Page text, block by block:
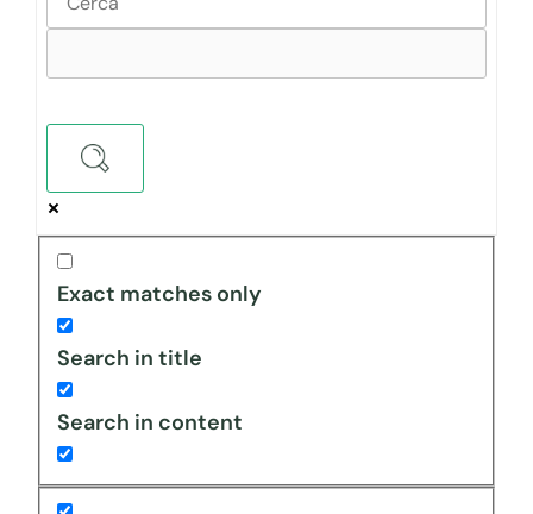
Exact matches only
Search in title
Search in content